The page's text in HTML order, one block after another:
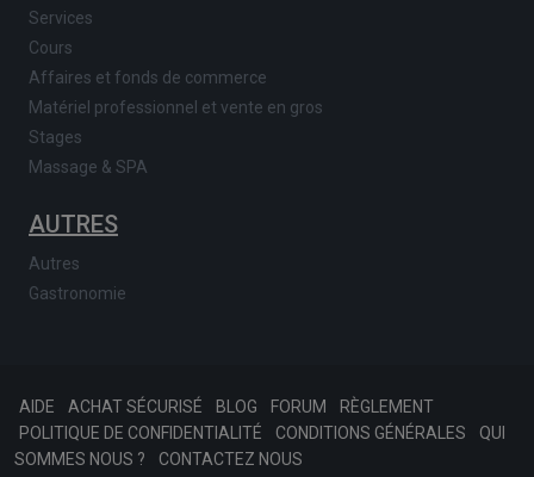
Services
Cours
Affaires et fonds de commerce
Matériel professionnel et vente en gros
Stages
Massage & SPA
AUTRES
Autres
Gastronomie
AIDE ACHAT SÉCURISÉ BLOG FORUM
RÈGLEMENT
POLITIQUE DE CONFIDENTIALITÉ
CONDITIONS GÉNÉRALES
QUI
SOMMES NOUS ?
CONTACTEZ NOUS